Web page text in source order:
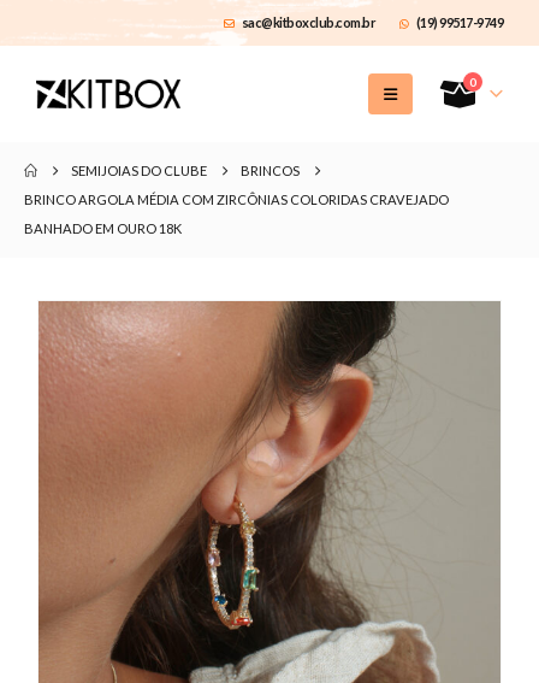
sac@kitboxclub.com.br (19) 99517-9749
0
SEMIJOIAS DO CLUBE
BRINCOS
BRINCO ARGOLA MÉDIA COM ZIRCÔNIAS COLORIDAS CRAVEJADO
BANHADO EM OURO 18K